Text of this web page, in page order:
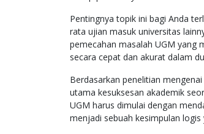
Pentingnya topik ini bagi Anda
rata ujian masuk universitas
pemecahan masalah UGM yang
secara cepat dan akurat dalam
Berdasarkan penelitian
utama kesuksesan akademik
UGM harus dimulai dengan
menjadi sebuah kesimpulan